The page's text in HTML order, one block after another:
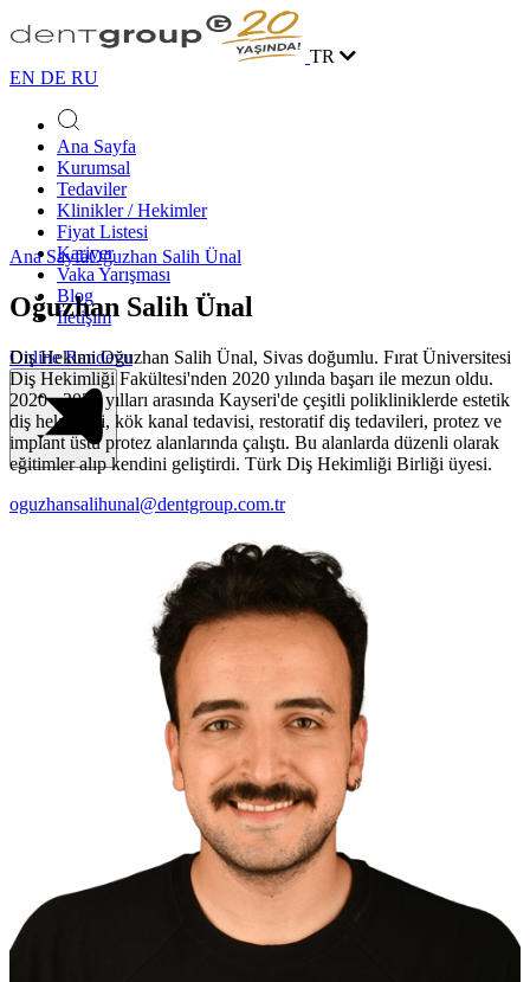
TR
EN DE RU
Ana Sayfa
Kurumsal
Tedaviler
Klinikler / Hekimler
Fiyat Listesi
Kariyer
Vaka Yarışması
Blog
İletişim
Online Randevu
Ana SayfaOğuzhan Salih Ünal
Oğuzhan Salih Ünal
Diş Hekimi Oğuzhan Salih Ünal, Sivas doğumlu. Fırat Üniversitesi
Diş Hekimliği Fakültesi'nden 2020 yılında başarı ile mezun oldu.
2020 - 2023 yılları arasında Kayseri'de çeşitli polikliniklerde estetik
diş hekimliği, kök kanal tedavisi, restoratif diş tedavileri, protez ve
implant üstü protez alanlarında çalıştı. Bu alanlarda düzenli olarak
eğitimler alıp kendini geliştirdi. Türk Diş Hekimliği Birliği üyesi.
oguzhansalihunal@dentgroup.com.tr